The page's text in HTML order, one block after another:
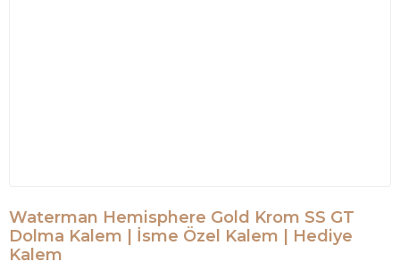
Waterman Hemisphere Gold Krom SS GT
Dolma Kalem | İsme Özel Kalem | Hediye
Kalem